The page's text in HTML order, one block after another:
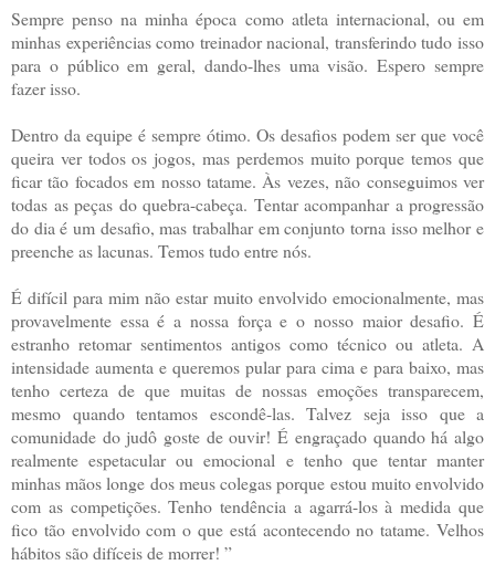
Sempre penso na minha época como atleta internacional, ou em
minhas experiências como treinador nacional, transferindo tudo isso
para o público em geral, dando-lhes uma visão. Espero sempre
fazer isso.
Dentro da equipe é sempre ótimo. Os desafios podem ser que você
queira ver todos os jogos, mas perdemos muito porque temos que
ficar tão focados em nosso tatame. Às vezes, não conseguimos ver
todas as peças do quebra-cabeça. Tentar acompanhar a progressão
do dia é um desafio, mas trabalhar em conjunto torna isso melhor e
preenche as lacunas. Temos tudo entre nós.
É difícil para mim não estar muito envolvido emocionalmente, mas
provavelmente essa é a nossa força e o nosso maior desafio. É
estranho retomar sentimentos antigos como técnico ou atleta. A
intensidade aumenta e queremos pular para cima e para baixo, mas
tenho certeza de que muitas de nossas emoções transparecem,
mesmo quando tentamos escondê-las. Talvez seja isso que a
comunidade do judô goste de ouvir! É engraçado quando há algo
realmente espetacular ou emocional e tenho que tentar manter
minhas mãos longe dos meus colegas porque estou muito envolvido
com as competições. Tenho tendência a agarrá-los à medida que
fico tão envolvido com o que está acontecendo no tatame. Velhos
hábitos são difíceis de morrer! ”